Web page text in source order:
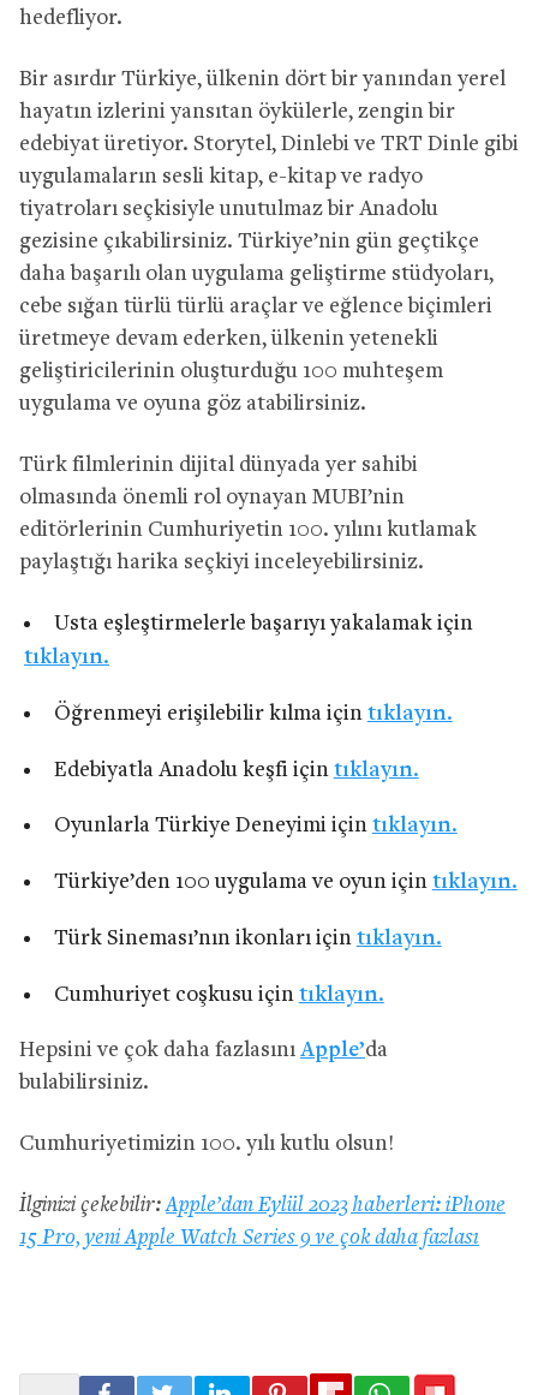
hedefliyor.
Bir asırdır Türkiye, ülkenin dört bir yanından yerel
hayatın izlerini yansıtan öykülerle, zengin bir
edebiyat üretiyor. Storytel, Dinlebi ve TRT Dinle gibi
uygulamaların sesli kitap, e-kitap ve radyo
tiyatroları seçkisiyle unutulmaz bir Anadolu
gezisine çıkabilirsiniz. Türkiye’nin gün geçtikçe
daha başarılı olan uygulama geliştirme stüdyoları,
cebe sığan türlü türlü araçlar ve eğlence biçimleri
üretmeye devam ederken, ülkenin yetenekli
geliştiricilerinin oluşturduğu 100 muhteşem
uygulama ve oyuna göz atabilirsiniz.
Türk filmlerinin dijital dünyada yer sahibi
olmasında önemli rol oynayan MUBI’nin
editörlerinin Cumhuriyetin 100. yılını kutlamak
paylaştığı harika seçkiyi inceleyebilirsiniz.
Usta eşleştirmelerle başarıyı yakalamak için
tıklayın.
Öğrenmeyi erişilebilir kılma için tıklayın.
Edebiyatla Anadolu keşfi için tıklayın.
Oyunlarla Türkiye Deneyimi için tıklayın.
Türkiye’den 100 uygulama ve oyun için tıklayın.
Türk Sineması’nın ikonları için tıklayın.
Cumhuriyet coşkusu için tıklayın.
Hepsini ve çok daha fazlasını Apple’da
bulabilirsiniz.
Cumhuriyetimizin 100. yılı kutlu olsun!
İlginizi çekebilir:Apple’dan Eylül 2023 haberleri: iPhone
15 Pro, yeni Apple Watch Series 9 ve çok daha fazlası